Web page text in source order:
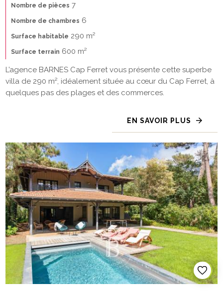
Nombre de pièces 7
Nombre de chambres 6
Surface habitable 290 m²
Surface terrain 600 m²
L’agence BARNES Cap Ferret vous présente cette superbe
villa de 290 m², idéalement située au cœur du Cap Ferret, à
quelques pas des plages et des commerces.
EN SAVOIR PLUS